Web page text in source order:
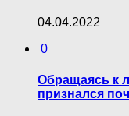
04.04.2022
0
Обращаясь к
признался